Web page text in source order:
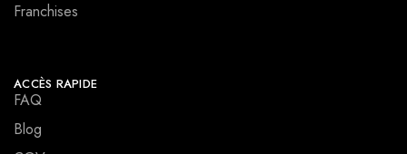
Franchises
ACCÈS RAPIDE
FAQ
Blog